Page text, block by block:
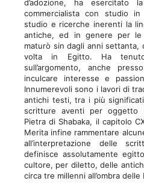
d’adozione, ha esercitato
commercialista con studio in
studio e ricerche inerenti la
antiche, ed in genere per le
maturò sin dagli anni settanta,
volta in Egitto. Ha tenuto
sull’argomento, anche
inculcare interesse e
Innumerevoli sono i lavori di
antichi testi, tra i più
scritture aventi per oggetto
Pietra di Shabaka, il capitolo
Merita infine rammentare
all’interpretazione delle
definisce assolutamente
cultore, per diletto, delle
circa tre millenni all’ombra delle